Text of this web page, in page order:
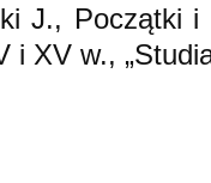
J., Początki i
i XV w.,